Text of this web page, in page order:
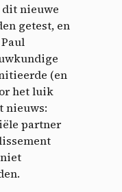
dit nieuwe
getest, en
(en
het luik
nieuws:
partner